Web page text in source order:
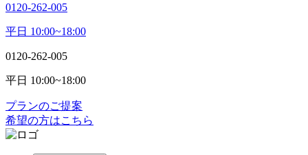
0120-262-005
平日 10:00~18:00
0120-262-005
平日 10:00~18:00
プランのご提案
希望の方はこちら